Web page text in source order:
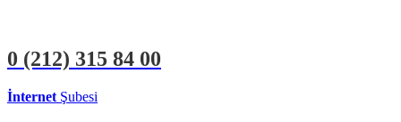
0 (212) 315 84 00
İnternet Şubesi